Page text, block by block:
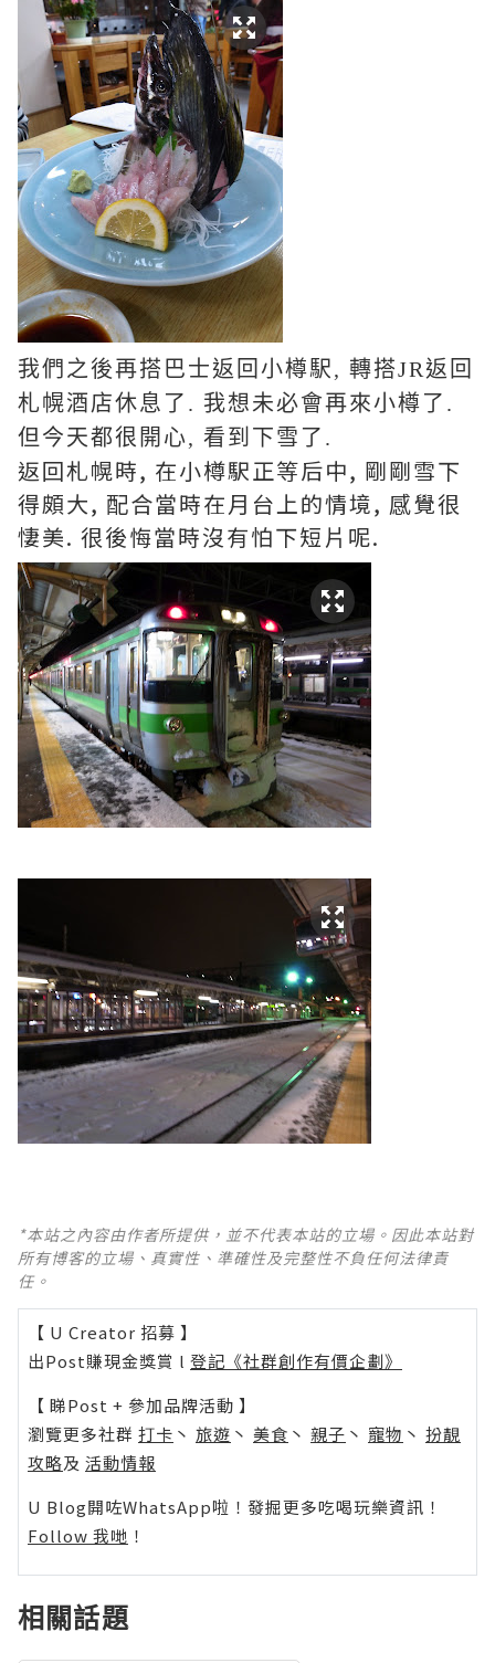
我們之後再搭巴士返回小樽駅, 轉搭JR返回
札幌酒店休息了. 我想未必會再來小樽了.
但今天都很開心, 看到下雪了.
返回札幌時, 在小樽駅正等后中, 剛剛雪下
得頗大, 配合當時在月台上的情境, 感覺很
悽美. 很後悔當時沒有怕下短片呢.
*本站之內容由作者所提供，並不代表本站的立場。因此本站對
所有博客的立場、真實性、準確性及完整性不負任何法律責
任。
【 U Creator 招募 】
出Post賺現金獎賞 l 登記《社群創作有價企劃》
【 睇Post + 參加品牌活動 】
瀏覽更多社群 打卡 丶 旅遊 丶 美食 丶 親子 丶 寵物 丶 扮靚
攻略及 活動情報
U Blog開咗WhatsApp啦！發掘更多吃喝玩樂資訊！
Follow 我哋 ！
相關話題